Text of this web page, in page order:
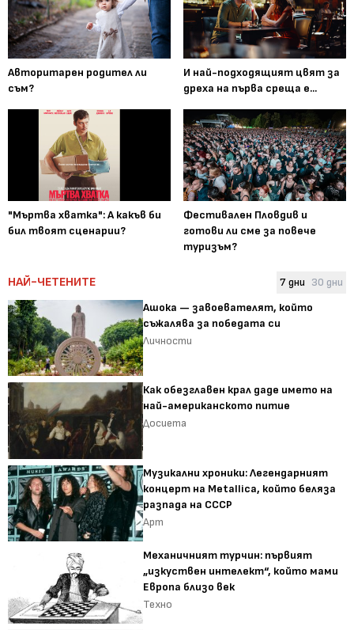
Авторитарен родител ли
съм?
И най-подходящият цвят за
дреха на първа среща е...
"Мъртва хватка": А какъв би
бил твоят сценарии?
Фестивален Пловдив и
готови ли сме за повече
туризъм?
НАЙ-ЧЕТЕНИТЕ 7 дни 30 дни
Ашока — завоевателят, който
съжалява за победата си
Личности
Как обезглавен крал даде името на
най-американското питие
Досиета
Музикални хроники: Легендарният
концерт на Metallica, който беляза
разпада на СССР
Арт
Механичният турчин: първият
„изкуствен интелект“, който мами
Европа близо век
Техно